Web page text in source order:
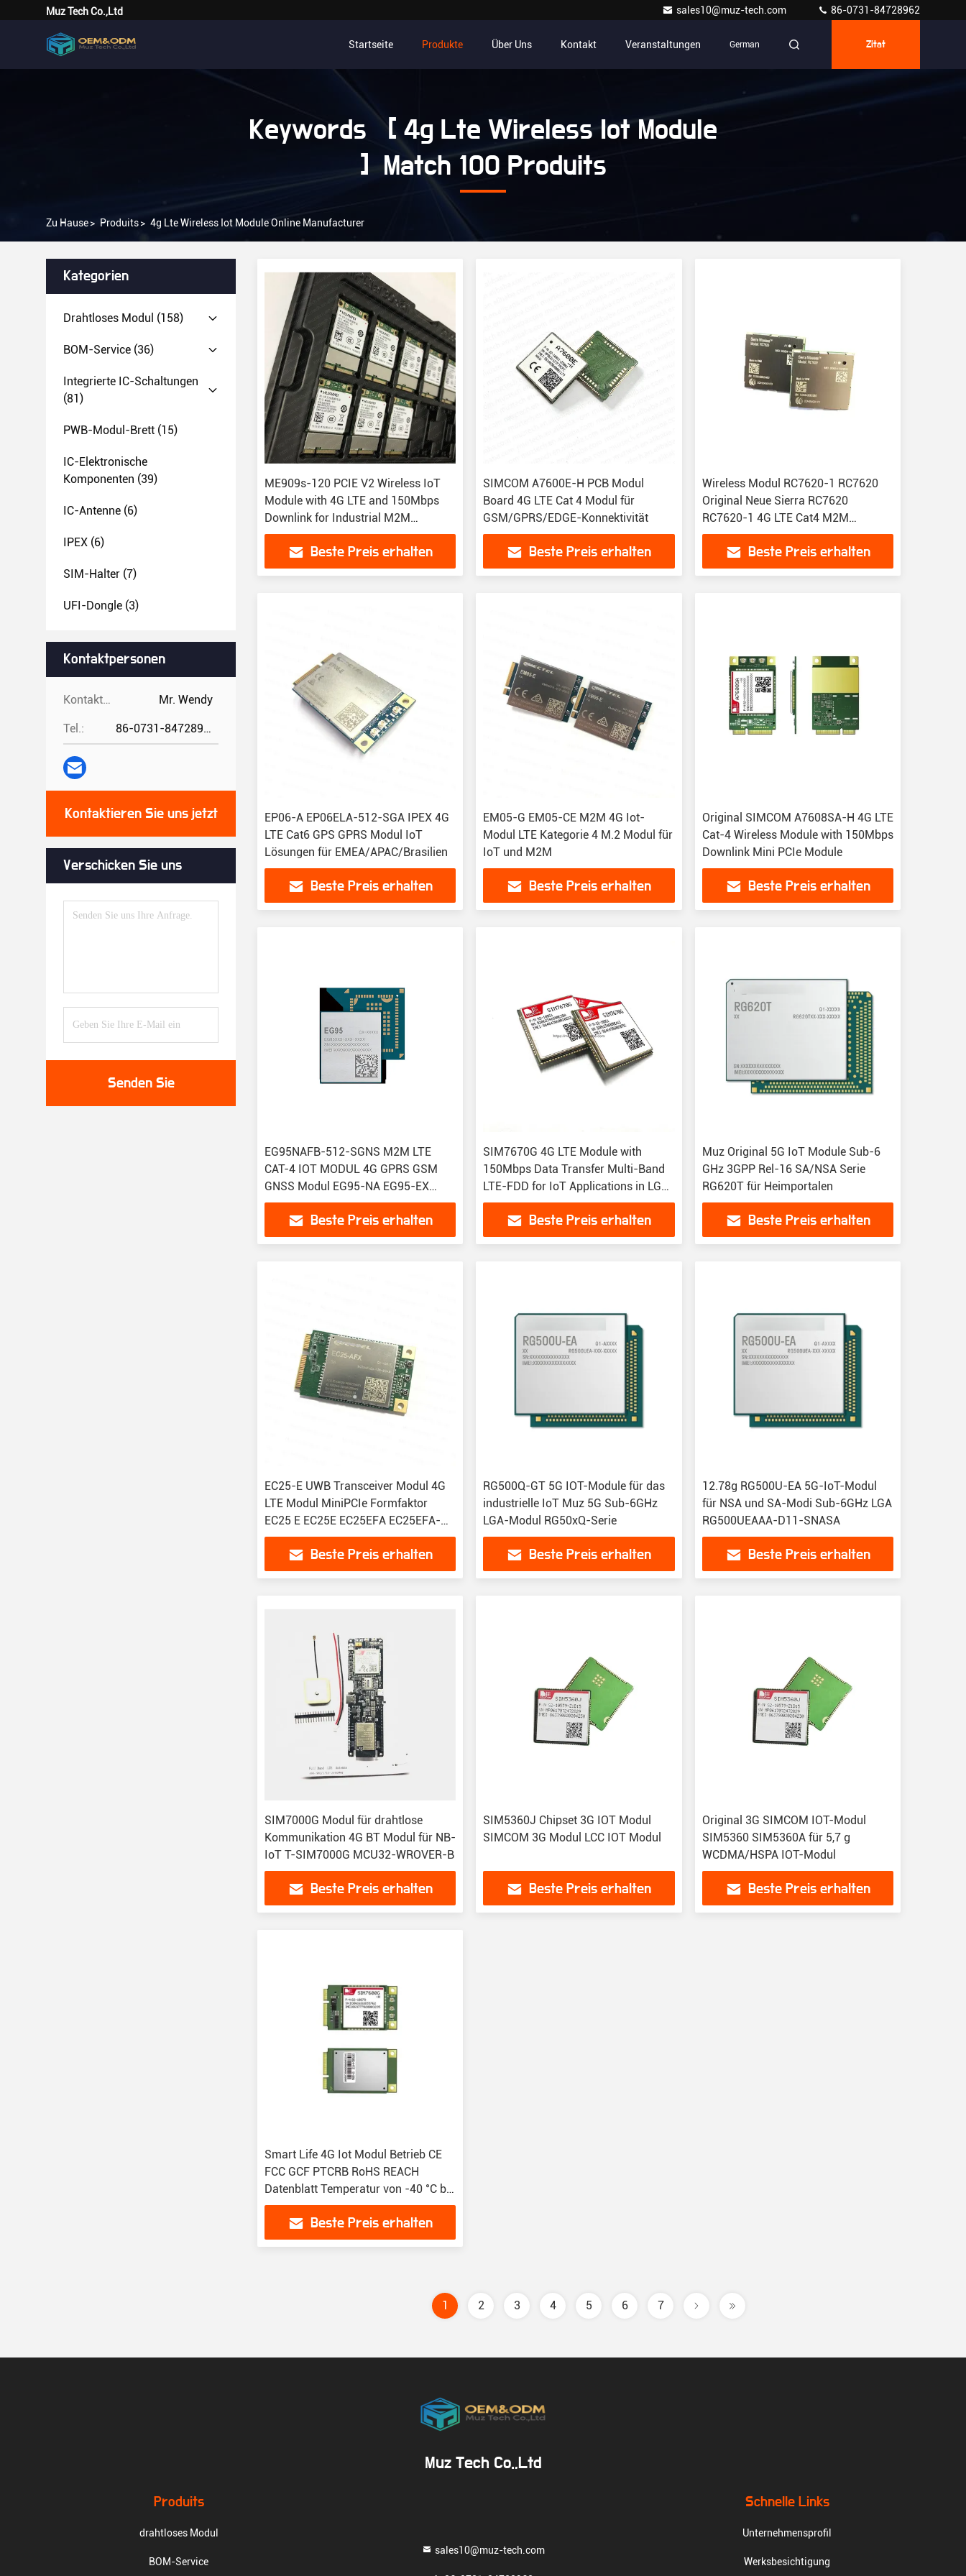
Muz Tech Co.,Ltd sales10@muz-tech.com 86-0731-84728962
Startseite Produkte Über Uns Kontakt Veranstaltungen German Zitat
Keywords [ 4g Lte Wireless Iot Module
] Match 100 Produits
Zu Hause> Produits> 4g Lte Wireless Iot Module Online Manufacturer
Kategorien
Drahtloses Modul (158)
BOM-Service (36)
Integrierte IC-Schaltungen
(81)
PWB-Modul-Brett (15)
IC-Elektronische
Komponenten (39)
IC-Antenne (6)
IPEX (6)
SIM-Halter (7)
UFI-Dongle (3)
Kontaktpersonen
Kontaktpersonen: Mr. Wendy
Tel.: 86-0731-84728962
Kontaktieren Sie uns jetzt
Verschicken Sie uns
Senden Sie
ME909s-120 PCIE V2 Wireless IoT
Module with 4G LTE and 150Mbps
Downlink for Industrial M2M
Applications
Beste Preis erhalten
SIMCOM A7600E-H PCB Modul
Board 4G LTE Cat 4 Modul für
GSM/GPRS/EDGE-Konnektivität
Beste Preis erhalten
Wireless Modul RC7620-1 RC7620
Original Neue Sierra RC7620
RC7620-1 4G LTE Cat4 M2M
Wireless IOT
Beste Preis erhalten
EP06-A EP06ELA-512-SGA IPEX 4G
LTE Cat6 GPS GPRS Modul IoT
Lösungen für EMEA/APAC/Brasilien
Beste Preis erhalten
EM05-G EM05-CE M2M 4G Iot-
Modul LTE Kategorie 4 M.2 Modul für
IoT und M2M
Beste Preis erhalten
Original SIMCOM A7608SA-H 4G LTE
Cat-4 Wireless Module with 150Mbps
Downlink Mini PCIe Module
Beste Preis erhalten
EG95NAFB-512-SGNS M2M LTE
CAT-4 IOT MODUL 4G GPRS GSM
GNSS Modul EG95-NA EG95-EX
EG91-EX
Beste Preis erhalten
SIM7670G 4G LTE Module with
150Mbps Data Transfer Multi-Band
LTE-FDD for IoT Applications in LGA
Package
Beste Preis erhalten
Muz Original 5G IoT Module Sub-6
GHz 3GPP Rel-16 SA/NSA Serie
RG620T für Heimportalen
Beste Preis erhalten
EC25-E UWB Transceiver Modul 4G
LTE Modul MiniPCIe Formfaktor
EC25 E EC25E EC25EFA EC25EFA-
512-STD
Beste Preis erhalten
RG500Q-GT 5G IOT-Module für das
industrielle IoT Muz 5G Sub-6GHz
LGA-Modul RG50xQ-Serie
Beste Preis erhalten
12.78g RG500U-EA 5G-IoT-Modul
für NSA und SA-Modi Sub-6GHz LGA
RG500UEAAA-D11-SNASA
Beste Preis erhalten
SIM7000G Modul für drahtlose
Kommunikation 4G BT Modul für NB-
IoT T-SIM7000G MCU32-WROVER-B
Beste Preis erhalten
SIM5360J Chipset 3G IOT Modul
SIMCOM 3G Modul LCC IOT Modul
Beste Preis erhalten
Original 3G SIMCOM IOT-Modul
SIM5360 SIM5360A für 5,7 g
WCDMA/HSPA IOT-Modul
Beste Preis erhalten
Smart Life 4G Iot Modul Betrieb CE
FCC GCF PTCRB RoHS REACH
Datenblatt Temperatur von -40 °C bis
85 °C
Beste Preis erhalten
1 2 3 4 5 6 7
Muz Tech Co.,Ltd
Produits
drahtloses Modul
BOM-Service
sales10@muz-tech.com
Schnelle Links
Unternehmensprofil
Werksbesichtigung